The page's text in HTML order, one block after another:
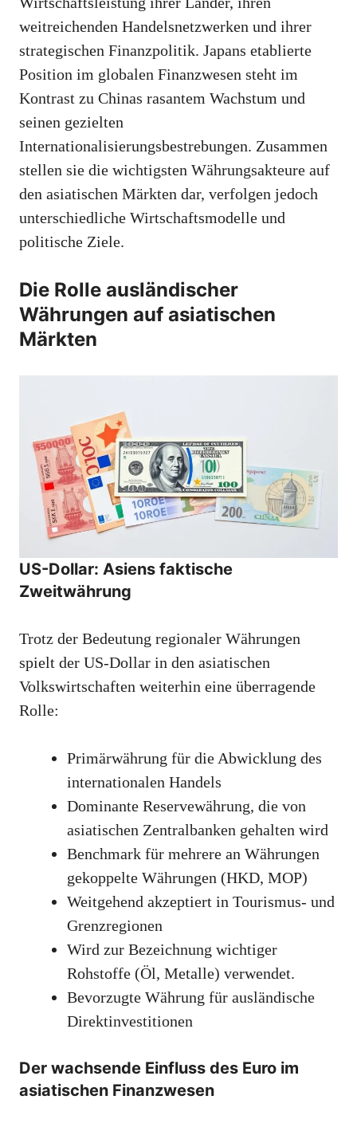
weitreichenden Handelsnetzwerken und ihrer
strategischen Finanzpolitik. Japans etablierte
Position im globalen Finanzwesen steht im
Kontrast zu Chinas rasantem Wachstum und
seinen gezielten
Internationalisierungsbestrebungen. Zusammen
stellen sie die wichtigsten Währungsakteure auf
den asiatischen Märkten dar, verfolgen jedoch
unterschiedliche Wirtschaftsmodelle und
politische Ziele.
Die Rolle ausländischer
Währungen auf asiatischen
Märkten
US-Dollar: Asiens faktische
Zweitwährung
Trotz der Bedeutung regionaler Währungen
spielt der US-Dollar in den asiatischen
Volkswirtschaften weiterhin eine überragende
Rolle:
Primärwährung für die Abwicklung des
internationalen Handels
Dominante Reservewährung, die von
asiatischen Zentralbanken gehalten wird
Benchmark für mehrere an Währungen
gekoppelte Währungen (HKD, MOP)
Weitgehend akzeptiert in Tourismus- und
Grenzregionen
Wird zur Bezeichnung wichtiger
Rohstoffe (Öl, Metalle) verwendet.
Bevorzugte Währung für ausländische
Direktinvestitionen
Der wachsende Einfluss des Euro im
asiatischen Finanzwesen